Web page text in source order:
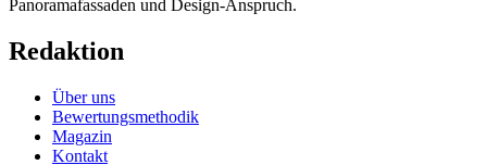
Panoramafassaden und Design-Anspruch.
Redaktion
Über uns
Bewertungsmethodik
Magazin
Kontakt